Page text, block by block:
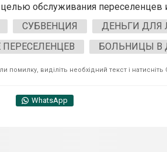
обслуживания переселенцев
СУБВЕНЦИЯ
ДЕНЬГИ ДЛЯ
БОЛЬНИЦЫ В
помилку, виділіть необхідний текст і
WhatsApp